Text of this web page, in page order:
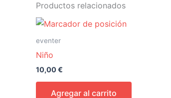
Productos relacionados
eventer
Niño
10,00€
Agregar al carrito